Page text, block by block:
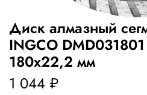
Диск алмазный
INGCO
180х22,2 мм
1 044 ₽